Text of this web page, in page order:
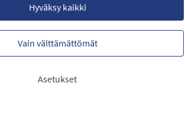
Hyväksy kaikki
Vain välttämättömät
Asetukset
teeman mukaan: Itäinen Seinäjoki
19 19 SEURAAJAA
SEURAA
NURMON KESKUSTAN